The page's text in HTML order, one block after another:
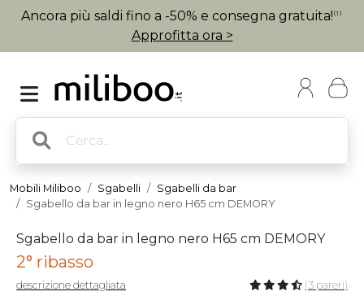
Ancora più saldi fino a -50% e consegna gratuita! (1)
Approfitta ora >
Mobili Miliboo Sgabelli
Sgabelli da bar
Sgabello da bar in legno nero H65 cm DEMORY
Sgabello da bar in legno nero H65 cm DEMORY
2° ribasso
descrizione dettagliata (3 pareri)